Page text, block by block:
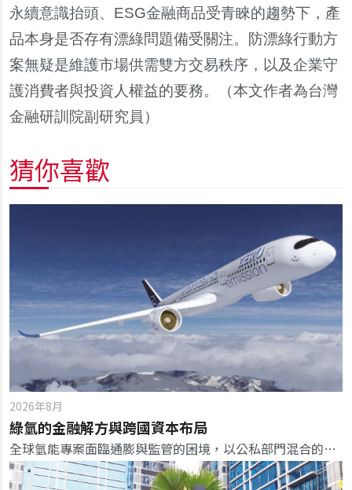
永續意識抬頭、 ESG金融商品受青睞的趨勢下， 產
品本身是否存有漂綠問題備受關注。防漂綠行動方
案無疑是維護市場供需雙方交易秩序，以及企業守
護消費者與投資人權益的要務。
（本文作者為台灣
金融研訓院副研究員）
猜你喜歡
2026年8月
綠氫的金融解方與跨國資本布局
全球氫能專案面臨通膨與監管的困境，以公私部門混合的融資模式，可望加速氫能商業化。